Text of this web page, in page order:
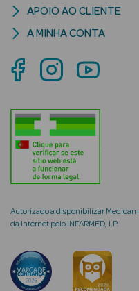
Rosto e
Cosmética
Rosto
Hidratantes
Anti-
envelhecimento
Autorizado a disponibilizar
da Internet pelo INFARMED, I.P.
APOIO AO CLIENTE
A MINHA CONTA